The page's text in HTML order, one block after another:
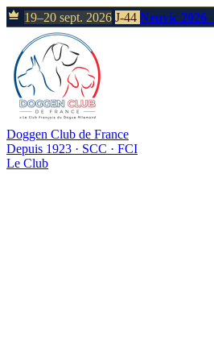
19–20 sept. 2026 J-44 Neuvic 2026
Doggen Club de France
Depuis 1923 · SCC · FCI
Le Club